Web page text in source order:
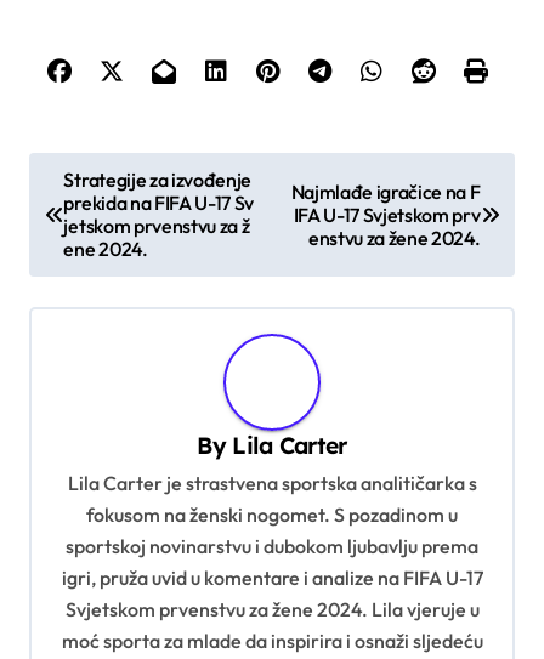
o
Strategije za izvođenje
prekida na FIFA U-17 Sv
jetskom prvenstvu za ž
ene 2024.
Najmlađe igračice na F
IFA U-17 Svjetskom prv
enstvu za žene 2024.
By Lila Carter
Lila Carter je strastvena sportska analitičarka s
fokusom na ženski nogomet. S pozadinom u
sportskoj novinarstvu i dubokom ljubavlju prema
igri, pruža uvid u komentare i analize na FIFA U-17
Svjetskom prvenstvu za žene 2024. Lila vjeruje u
moć sporta za mlade da inspirira i osnaži sljedeću